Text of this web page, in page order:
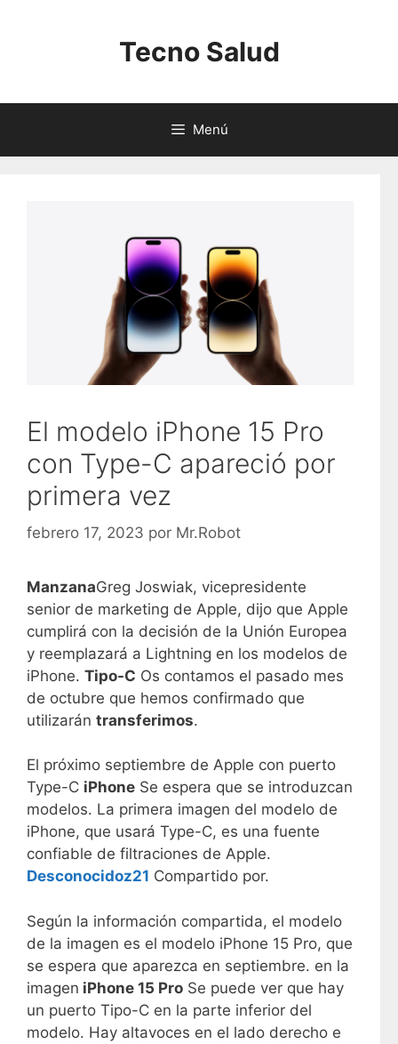
Tecno Salud
Menú
El modelo iPhone 15 Pro
con Type-C apareció por
primera vez
febrero 17, 2023 por Mr.Robot
ManzanaGreg Joswiak, vicepresidente
senior de marketing de Apple, dijo que Apple
cumplirá con la decisión de la Unión Europea
y reemplazará a Lightning en los modelos de
iPhone. Tipo-C Os contamos el pasado mes
de octubre que hemos confirmado que
utilizarán transferimos.
El próximo septiembre de Apple con puerto
Type-C iPhone Se espera que se introduzcan
modelos. La primera imagen del modelo de
iPhone, que usará Type-C, es una fuente
confiable de filtraciones de Apple.
Desconocidoz21 Compartido por.
Según la información compartida, el modelo
de la imagen es el modelo iPhone 15 Pro, que
se espera que aparezca en septiembre. en la
imagen iPhone 15 Pro Se puede ver que hay
un puerto Tipo-C en la parte inferior del
modelo. Hay altavoces en el lado derecho e